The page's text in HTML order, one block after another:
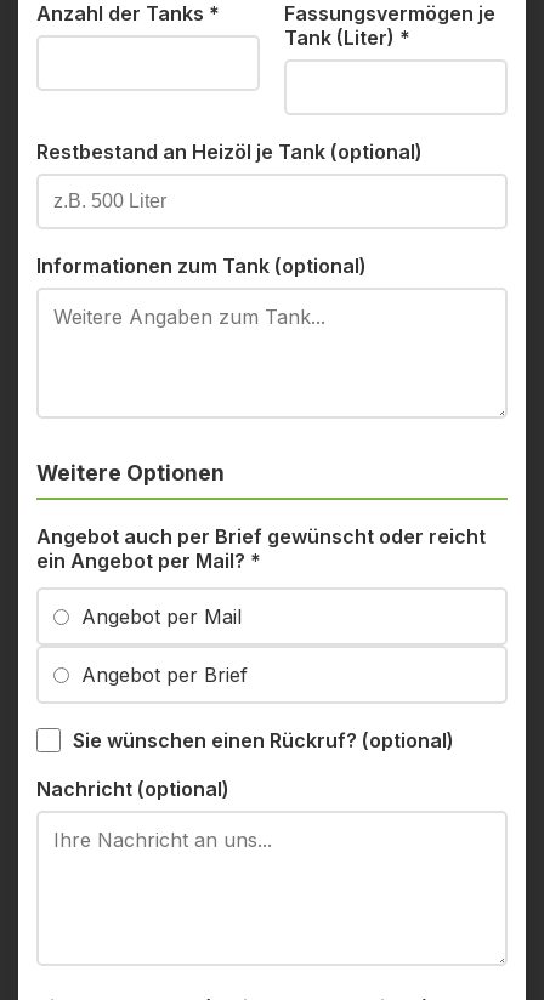
Anzahl der Tanks *
Fassungsvermögen je
Tank (Liter) *
Restbestand an Heizöl je Tank (optional)
Informationen zum Tank (optional)
Weitere Optionen
Angebot auch per Brief gewünscht oder reicht
ein Angebot per Mail? *
Angebot per Mail
Angebot per Brief
Sie wünschen einen Rückruf? (optional)
Nachricht (optional)